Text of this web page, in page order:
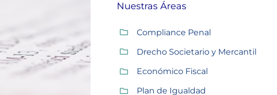
Nuestras Áreas
Compliance Penal
Drecho Societario y Mercantil
Económico Fiscal
Plan de Igualdad